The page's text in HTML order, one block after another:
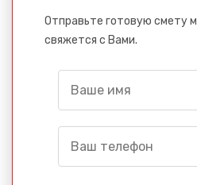
Отправьте готовую смету
свяжется с Вами.